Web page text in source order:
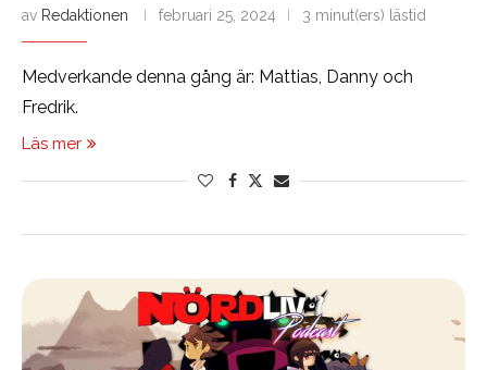
av Redaktionen februari 25, 2024 3 minut(ers) lästid
Medverkande denna gång är: Mattias, Danny och
Fredrik.
Läs mer